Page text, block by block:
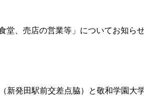
、売店の営業等」についてお知らせ
新発田駅前交差点脇）と敬和学園大